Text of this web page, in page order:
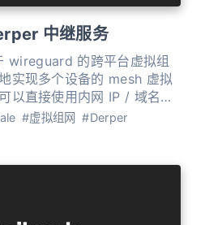
中继服务
wireguard 的跨平台虚拟组
实现多个设备的 mesh 虚拟
以直接使用内网 IP / 域名进
络，不会引起地址变动。这
联》。 不过，由于国内没有
#虚拟组网 #Derper